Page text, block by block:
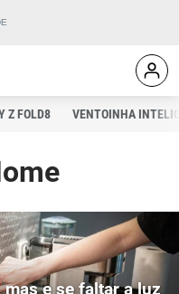
Z FOLD8 VENTOINHA
e se faltar a luz